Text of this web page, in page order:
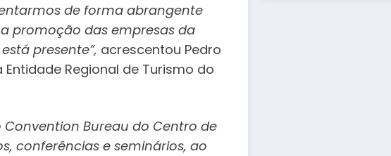
de forma abrangente
promoção das empresas da
presente”, acrescentou Pedro
Regional de Turismo do
Bureau do Centro de
conferências e seminários, ao